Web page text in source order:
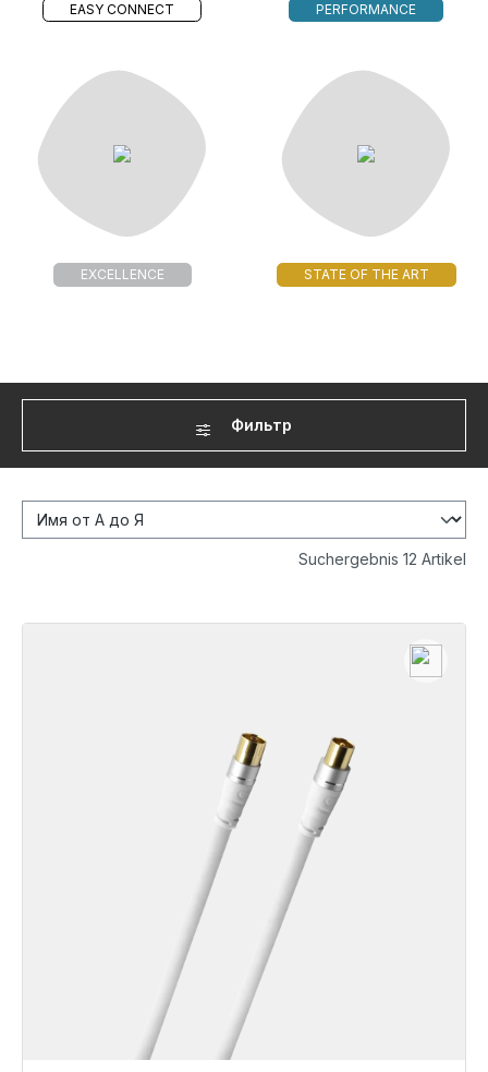
EASY CONNECT PERFORMANCE
EXCELLENCE STATE OF THE ART
Фильтр
Suchergebnis 12 Artikel